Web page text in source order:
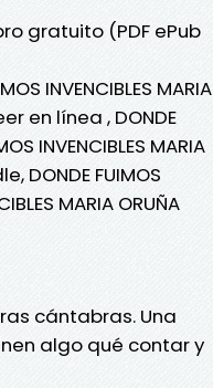
gratuito (PDF ePub
INVENCIBLES MARIA
en línea , DONDE
INVENCIBLES MARIA
DONDE FUIMOS
MARIA ORUÑA
cántabras. Una
algo qué contar y